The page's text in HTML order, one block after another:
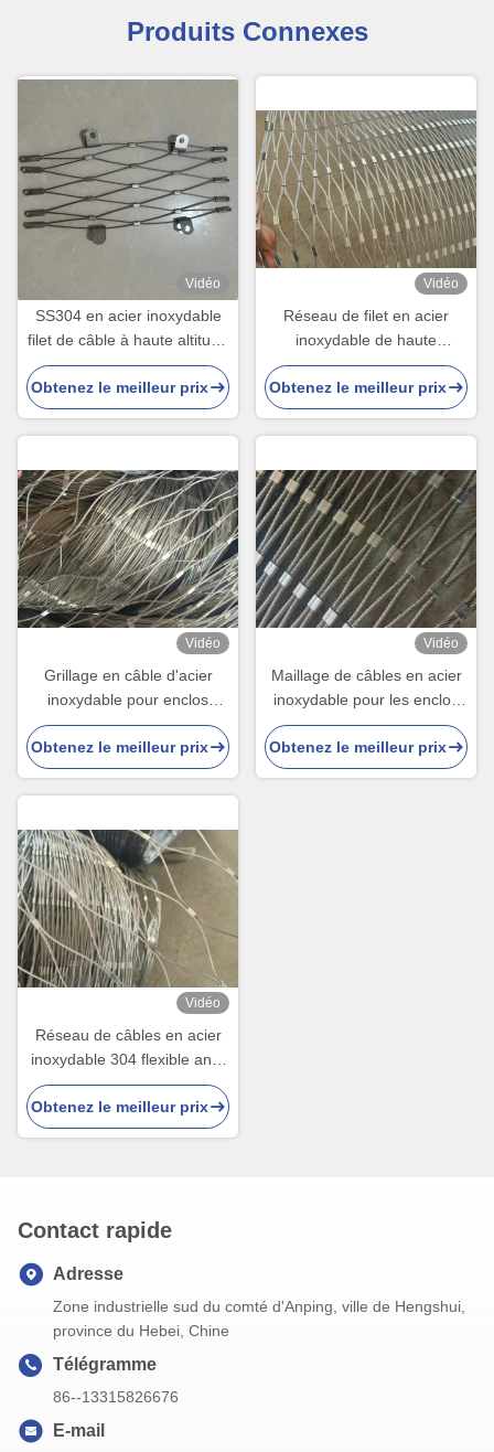
Produits Connexes
Vidéo
SS304 en acier inoxydable
filet de câble à haute altitude
anti chute
Obtenez le meilleur prix
Vidéo
Réseau de filet en acier
inoxydable de haute
résistance Taille
personnalisée pour la
sécurité du zoo
Obtenez le meilleur prix
Vidéo
Grillage en câble d'acier
inoxydable pour enclos
d'oiseaux et de perroquets
de zoo
Obtenez le meilleur prix
Vidéo
Maillage de câbles en acier
inoxydable pour les enclos
pour animaux de zoo et la
protection du jardin
Obtenez le meilleur prix
Vidéo
Réseau de câbles en acier
inoxydable 304 flexible anti-
chute pour clôture de
protection de la sécurité
Obtenez le meilleur prix
Contact rapide
Adresse
Zone industrielle sud du comté d'Anping, ville de Hengshui,
province du Hebei, Chine
Télégramme
86--13315826676
E-mail